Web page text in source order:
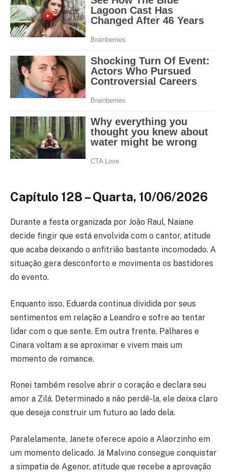
Capítulo 128 – Quarta, 10/06/2026
Durante a festa organizada por João Raul, Naiane
decide fingir que está envolvida com o cantor, atitude
que acaba deixando o anfitrião bastante incomodado. A
situação gera desconforto e movimenta os bastidores
do evento.
Enquanto isso, Eduarda continua dividida por seus
sentimentos em relação a Leandro e sofre ao tentar
lidar com o que sente. Em outra frente, Palhares e
Cinara voltam a se aproximar e vivem mais um
momento de romance.
Ronei também resolve abrir o coração e declara seu
amor a Zilá. Determinado a não perdê-la, ele deixa claro
que deseja construir um futuro ao lado dela.
Paralelamente, Janete oferece apoio a Alaorzinho em
um momento delicado. Já Malvino consegue conquistar
a simpatia de Agenor, atitude que recebe a aprovação